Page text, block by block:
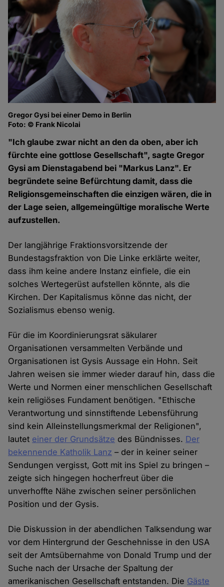
Gregor Gysi bei einer Demo in Berlin
Foto: © Frank Nicolai
"Ich glaube zwar nicht an den da oben, aber ich
fürchte eine gottlose Gesellschaft", sagte Gregor
Gysi am Dienstagabend bei "Markus Lanz". Er
begründete seine Befürchtung damit, dass die
Religionsgemeinschaften die einzigen wären, die in
der Lage seien, allgemeingültige moralische Werte
aufzustellen.
Der langjährige Fraktionsvorsitzende der
Bundestagsfraktion von Die Linke erklärte weiter,
dass ihm keine andere Instanz einfiele, die ein
solches Wertegerüst aufstellen könnte, als die
Kirchen. Der Kapitalismus könne das nicht, der
Sozialismus ebenso wenig.
Für die im Koordinierungsrat säkularer
Organisationen versammelten Verbände und
Organisationen ist Gysis Aussage ein Hohn. Seit
Jahren weisen sie immer wieder darauf hin, dass die
Werte und Normen einer menschlichen Gesellschaft
kein religiöses Fundament benötigen. "Ethische
Verantwortung und sinnstiftende Lebensführung
sind kein Alleinstellungsmerkmal der Religionen",
lautet einer der Grundsätze des Bündnisses. Der
bekennende Katholik Lanz – der in keiner seiner
Sendungen vergisst, Gott mit ins Spiel zu bringen –
zeigte sich hingegen hocherfreut über die
unverhoffte Nähe zwischen seiner persönlichen
Position und der Gysis.
Die Diskussion in der abendlichen Talksendung war
vor dem Hintergrund der Geschehnisse in den USA
seit der Amtsübernahme von Donald Trump und der
Suche nach der Ursache der Spaltung der
amerikanischen Gesellschaft entstanden. Die Gäste